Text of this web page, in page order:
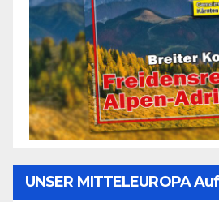
UNSER MITTELEUROPA